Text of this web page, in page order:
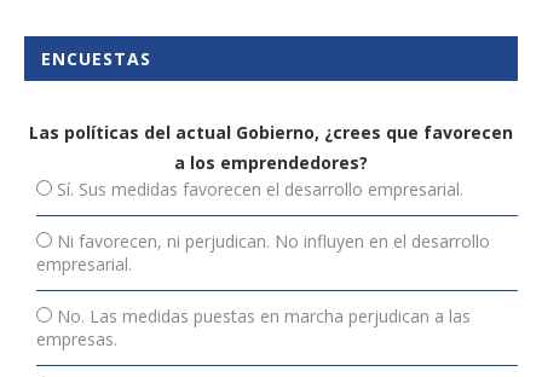
ENCUESTAS
Las políticas del actual Gobierno, ¿crees que favorecen
a los emprendedores?
Sí. Sus medidas favorecen el desarrollo empresarial.
Ni favorecen, ni perjudican. No influyen en el desarrollo
empresarial.
No. Las medidas puestas en marcha perjudican a las
empresas.